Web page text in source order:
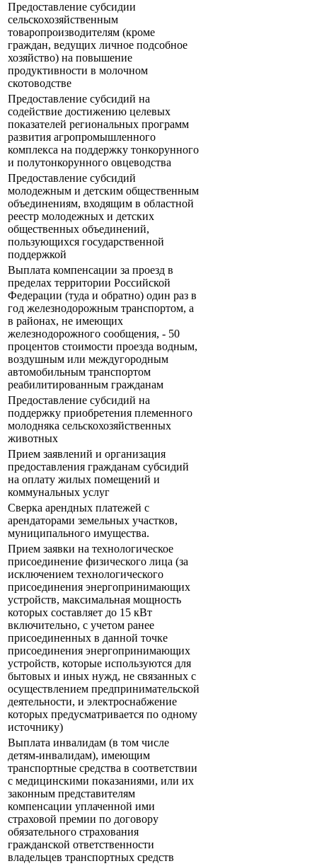
Предоставление субсидии
сельскохозяйственным
товаропроизводителям (кроме
граждан, ведущих личное подсобное
хозяйство) на повышение
продуктивности в молочном
скотоводстве
Предоставление субсидий на
содействие достижению целевых
показателей региональных программ
развития агропромышленного
комплекса на поддержку тонкорунного
и полутонкорунного овцеводства
Предоставление субсидий
молодежным и детским общественным
объединениям, входящим в областной
реестр молодежных и детских
общественных объединений,
пользующихся государственной
поддержкой
Выплата компенсации за проезд в
пределах территории Российской
Федерации (туда и обратно) один раз в
год железнодорожным транспортом, а
в районах, не имеющих
железнодорожного сообщения, - 50
процентов стоимости проезда водным,
воздушным или междугородным
автомобильным транспортом
реабилитированным гражданам
Предоставление субсидий на
поддержку приобретения племенного
молодняка сельскохозяйственных
животных
Прием заявлений и организация
предоставления гражданам субсидий
на оплату жилых помещений и
коммунальных услуг
Сверка арендных платежей с
арендаторами земельных участков,
муниципального имущества.
Прием заявки на технологическое
присоединение физического лица (за
исключением технологического
присоединения энергопринимающих
устройств, максимальная мощность
которых составляет до 15 кВт
включительно, с учетом ранее
присоединенных в данной точке
присоединения энергопринимающих
устройств, которые используются для
бытовых и иных нужд, не связанных с
осуществлением предпринимательской
деятельности, и электроснабжение
которых предусматривается по одному
источнику)
Выплата инвалидам (в том числе
детям-инвалидам), имеющим
транспортные средства в соответствии
с медицинскими показаниями, или их
законным представителям
компенсации уплаченной ими
страховой премии по договору
обязательного страхования
гражданской ответственности
владельцев транспортных средств